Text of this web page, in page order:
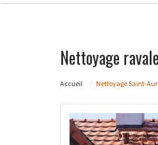
Nettoyage
Accueil Nettoyage Saint-